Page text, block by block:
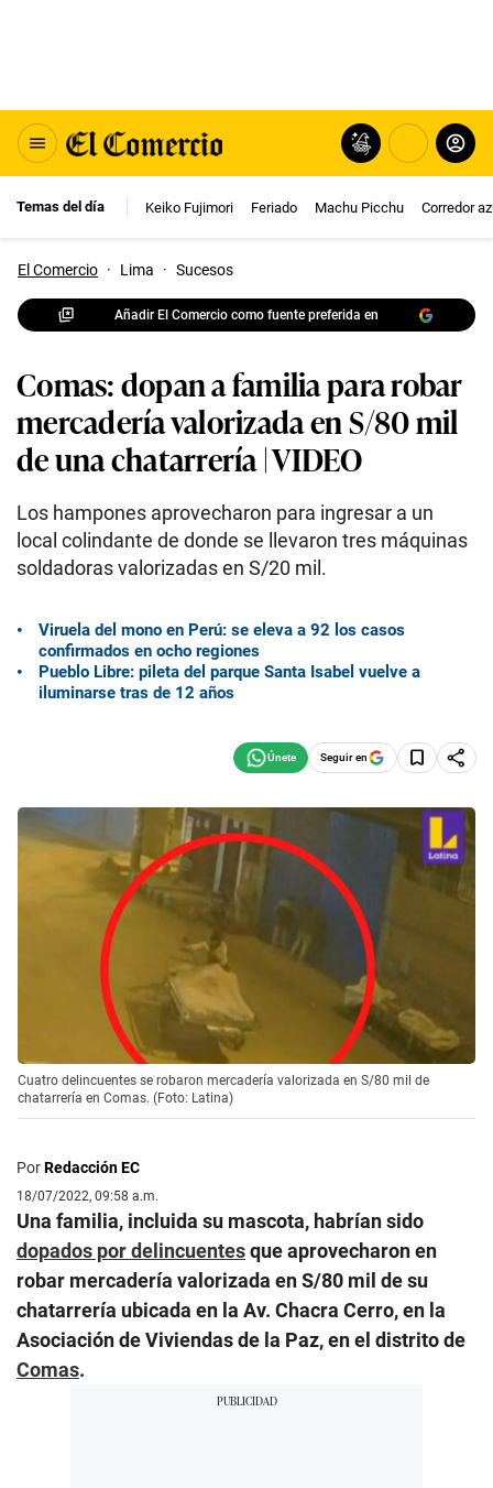
Temas del día Keiko Fujimori Feriado Machu Picchu Corredor
El Comercio · Lima · Sucesos
Añadir El Comercio como fuente preferida en
Comas: dopan a familia para robar
mercadería valorizada en S/80 mil
de una chatarrería | VIDEO
Los hampones aprovecharon para ingresar a un
local colindante de donde se llevaron tres máquinas
soldadoras valorizadas en S/20 mil.
Viruela del mono en Perú: se eleva a 92 los casos
confirmados en ocho regiones
Pueblo Libre: pileta del parque Santa Isabel vuelve a
iluminarse tras de 12 años
Seguir en
Cuatro delincuentes se robaron mercadería valorizada en S/80 mil de
chatarrería en Comas. (Foto: Latina)
PorRedacción EC
18/07/2022, 09:58 a.m.
Una familia, incluida su mascota, habrían sido
dopados por delincuentesque aprovecharon en
robar mercadería valorizada en S/80 mil de su
chatarrería ubicada en la Av. Chacra Cerro, en la
Asociación de Viviendas de la Paz, en el distrito de
Comas.